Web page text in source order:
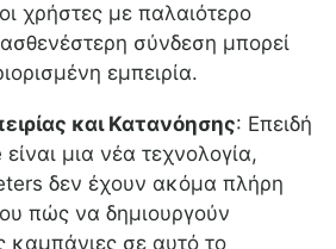
χρήστες με παλαιότερο
σύνδεση μπορεί
εμπειρία.
και Κατανόησης: Επειδή
μια νέα τεχνολογία,
δεν έχουν ακόμα πλήρη
πώς να δημιουργούν
καμπάνιες σε αυτό το